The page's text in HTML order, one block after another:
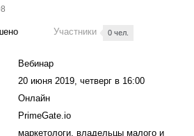
Участники 0 чел.
Вебинар
20 июня 2019, четверг в 16:00
Онлайн
PrimeGate.io
маркетологи, владельцы малого и